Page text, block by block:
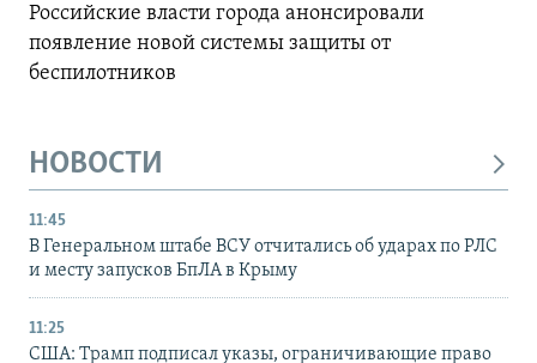
Российские власти города анонсировали
появление новой системы защиты от
беспилотников
НОВОСТИ
11:45
В Генеральном штабе ВСУ отчитались об ударах по РЛС
и месту запусков БпЛА в Крыму
11:25
США: Трамп подписал указы, ограничивающие право